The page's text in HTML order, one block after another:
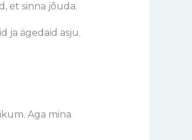
et sinna jõuda.
ja ägedaid asju.
Aga mina